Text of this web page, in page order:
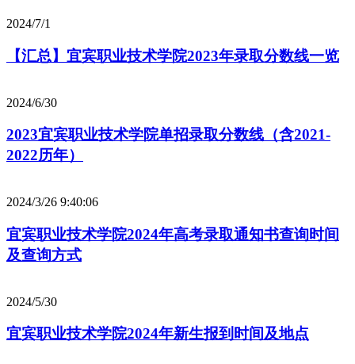
2024/7/1
【汇总】宜宾职业技术学院2023年录取分数线一览
2024/6/30
2023宜宾职业技术学院单招录取分数线（含2021-
2022历年）
2024/3/26 9:40:06
宜宾职业技术学院2024年高考录取通知书查询时间
及查询方式
2024/5/30
宜宾职业技术学院2024年新生报到时间及地点